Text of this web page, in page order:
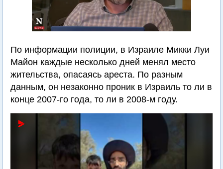
По информации полиции, в Израиле Микки Луи
Майон каждые несколько дней менял место
жительства, опасаясь ареста. По разным
данным, он незаконно проник в Израиль то ли в
конце 2007-го года, то ли в 2008-м году.